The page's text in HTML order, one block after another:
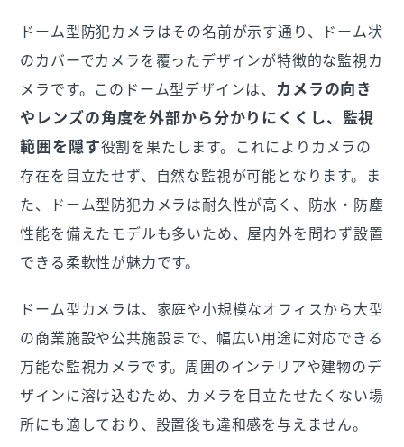
ドーム型防犯カメラはその名前が示す通り、ドーム状
のカバーでカメラを覆ったデザインが特徴的な監視カ
メラです。このドーム型デザインは、 カメラの向き
やレンズの角度を外部から分かりにくくし、監視
範囲を隠す役割を果たします。これによりカメラの
存在を目立たせず、自然な監視が可能となります。ま
た、ドーム型防犯カメラは耐久性が高く、防水・防塵
性能を備えたモデルも多いため、屋内外を問わず設置
できる柔軟性が魅力です。
ドーム型カメラは、家庭や小規模なオフィスから大型
の商業施設や公共施設まで、幅広い用途に対応できる
万能な監視カメラです。周囲のインテリアや建物のデ
ザインに溶け込むため、カメラを目立たせたくない場
所にも適しており、設置後も違和感を与えません。